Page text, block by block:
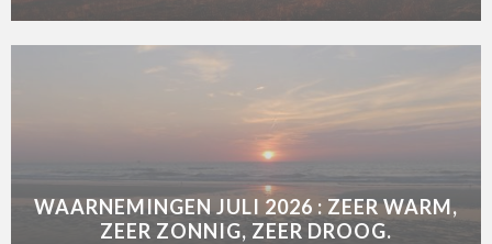
WAARNEMINGEN JULI 2026 : ZEER WARM,
ZEER ZONNIG, ZEER DROOG.